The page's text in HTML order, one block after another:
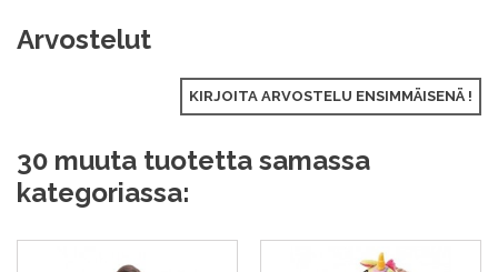
Arvostelut
KIRJOITA ARVOSTELU ENSIMMÄISENÄ !
30 muuta tuotetta samassa
kategoriassa: